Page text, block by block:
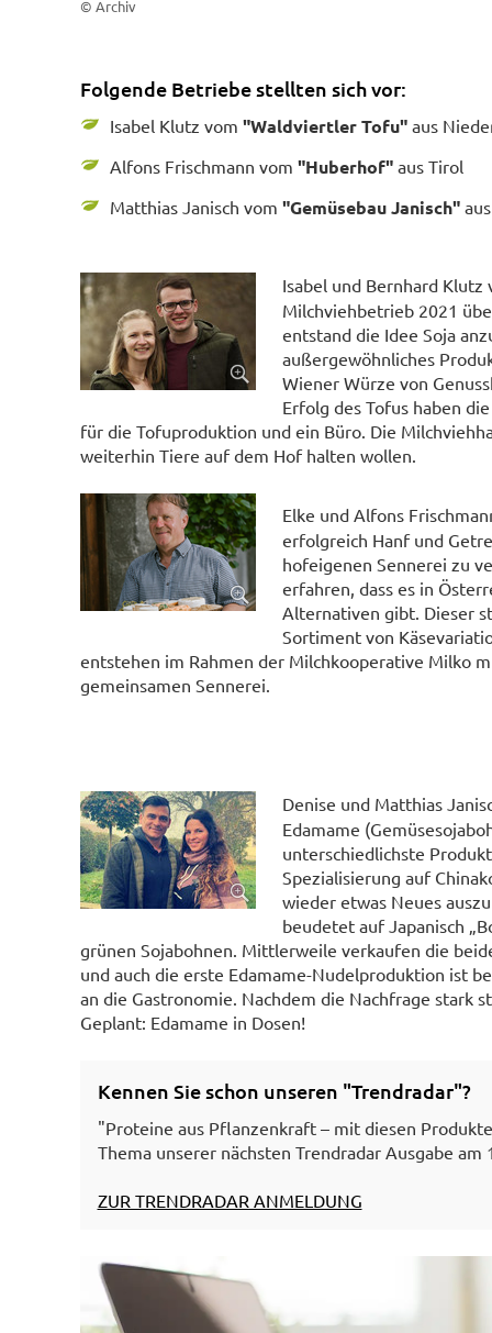
© Archiv
Folgende Betriebe stellten sich vor:
Isabel Klutz vom "Waldviertler Tofu"aus
Alfons Frischmann vom "Huberhof"aus Tirol
Matthias Janisch vom "Gemüsebau Janisch"
Isabel und Bernhard Klutz
Milchviehbetrieb 2021
entstand die Idee Soja
außergewöhnliches
Wiener Würze von
Erfolg des Tofus haben
für die Tofuproduktion und ein Büro. Die
weiterhin Tiere auf dem Hof halten wollen.
Elke und Alfons
erfolgreich Hanf und
hofeigenen Sennerei zu
erfahren, dass es in
Alternativen gibt. Dieser
Sortiment von
entstehen im Rahmen der Milchkooperative Milko
gemeinsamen Sennerei.
Denise und Matthias
Edamame
unterschiedlichste
Spezialisierung auf
wieder etwas Neues
beudetet auf Japanisch
grünen Sojabohnen. Mittlerweile verkaufen die
und auch die erste Edamame-Nudelproduktion ist
an die Gastronomie. Nachdem die Nachfrage stark
Geplant: Edamame in Dosen!
Kennen Sie schon unseren "Trendradar"?
"Proteine aus Pflanzenkraft – mit diesen
Thema unserer nächsten Trendradar Ausgabe
ZUR TRENDRADAR ANMELDUNG